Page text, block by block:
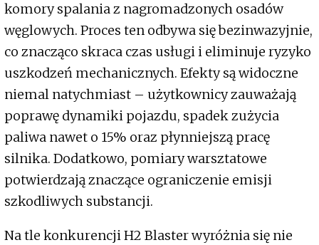
komory spalania z nagromadzonych osadów
węglowych. Proces ten odbywa się bezinwazyjnie,
co znacząco skraca czas usługi i eliminuje ryzyko
uszkodzeń mechanicznych. Efekty są widoczne
niemal natychmiast – użytkownicy zauważają
poprawę dynamiki pojazdu, spadek zużycia
paliwa nawet o 15% oraz płynniejszą pracę
silnika. Dodatkowo, pomiary warsztatowe
potwierdzają znaczące ograniczenie emisji
szkodliwych substancji.
Na tle konkurencji H2 Blaster wyróżnia się nie